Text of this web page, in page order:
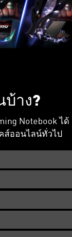
าง?
Notebook ได้
ส์ออนไลน์ทั่วไป